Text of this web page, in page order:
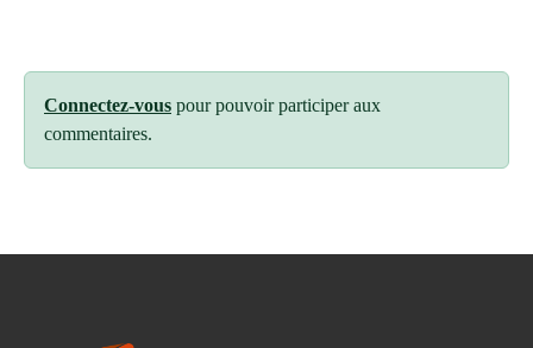
Connectez-vous pour pouvoir participer aux
commentaires.